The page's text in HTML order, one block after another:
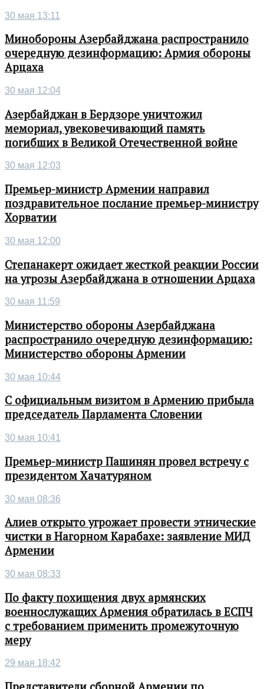
30 мая 13:11
Минобороны Азербайджана распространило
очередную дезинформацию: Армия обороны
Арцаха
30 мая 12:04
Азербайджан в Бердзоре уничтожил
мемориал, увековечивающий память
погибших в Великой Отечественной войне
30 мая 12:03
Премьер-министр Армении направил
поздравительное послание премьер-министру
Хорватии
30 мая 12:00
Степанакерт ожидает жесткой реакции России
на угрозы Азербайджана в отношении Арцаха
30 мая 11:59
Министерство обороны Азербайджана
распространило очередную дезинформацию:
Министерство обороны Армении
30 мая 10:44
С официальным визитом в Армению прибыла
председатель Парламента Словении
30 мая 10:41
Премьер-министр Пашинян провел встречу с
президентом Хачатуряном
30 мая 08:36
Алиев открыто угрожает провести этнические
чистки в Нагорном Карабахе: заявление МИД
Армении
30 мая 08:33
По факту похищения двух армянских
военнослужащих Армения обратилась в ЕСПЧ
с требованием применить промежуточную
меру
29 мая 18:42